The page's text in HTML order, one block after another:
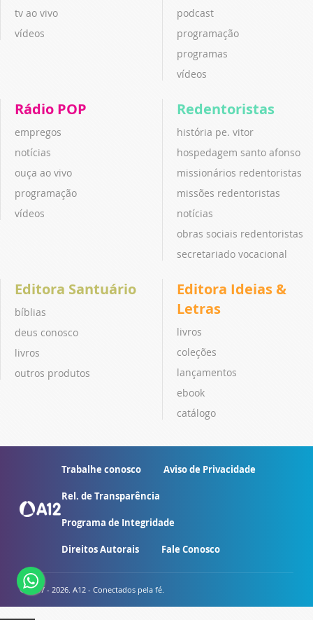
tv ao vivo
vídeos
podcast
programação
programas
vídeos
Rádio POP
empregos
notícias
ouça ao vivo
programação
vídeos
Redentoristas
história pe. vitor
hospedagem santo afonso
missionários redentoristas
missões redentoristas
notícias
obras sociais redentoristas
secretariado vocacional
Editora Santuário
bíblias
deus conosco
livros
outros produtos
Editora Ideias &
Letras
livros
coleções
lançamentos
ebook
catálogo
Trabalhe conosco Aviso de Privacidade
Rel. de Transparência
Programa de Integridade
Direitos Autorais Fale Conosco
© 2007 - 2026. A12 - Conectados pela fé.